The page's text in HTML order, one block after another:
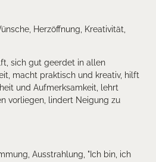
Herzöffnung, Kreativität,
sich gut geerdet in allen
macht praktisch und kreativ, hilft
und Aufmerksamkeit, lehrt
vorliegen, lindert Neigung zu
Ausstrahlung, "Ich bin, ich